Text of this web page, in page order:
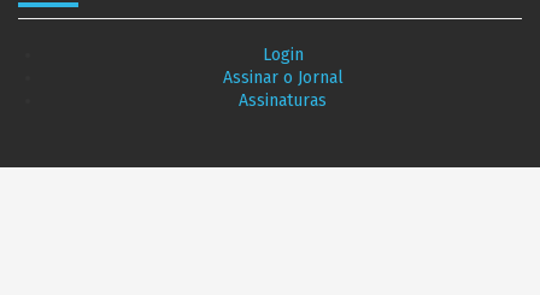
Login
Assinar o Jornal
Assinaturas